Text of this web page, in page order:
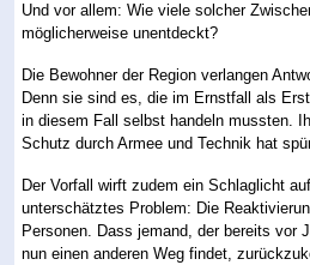
Und vor allem: Wie viele solcher
möglicherweise unentdeckt?
Die Bewohner der Region verlangen
Denn sie sind es, die im Ernstfall als
in diesem Fall selbst handeln mussten.
Schutz durch Armee und Technik hat
Der Vorfall wirft zudem ein Schlaglicht
unterschätztes Problem: Die
Personen. Dass jemand, der bereits vor
nun einen anderen Weg findet,